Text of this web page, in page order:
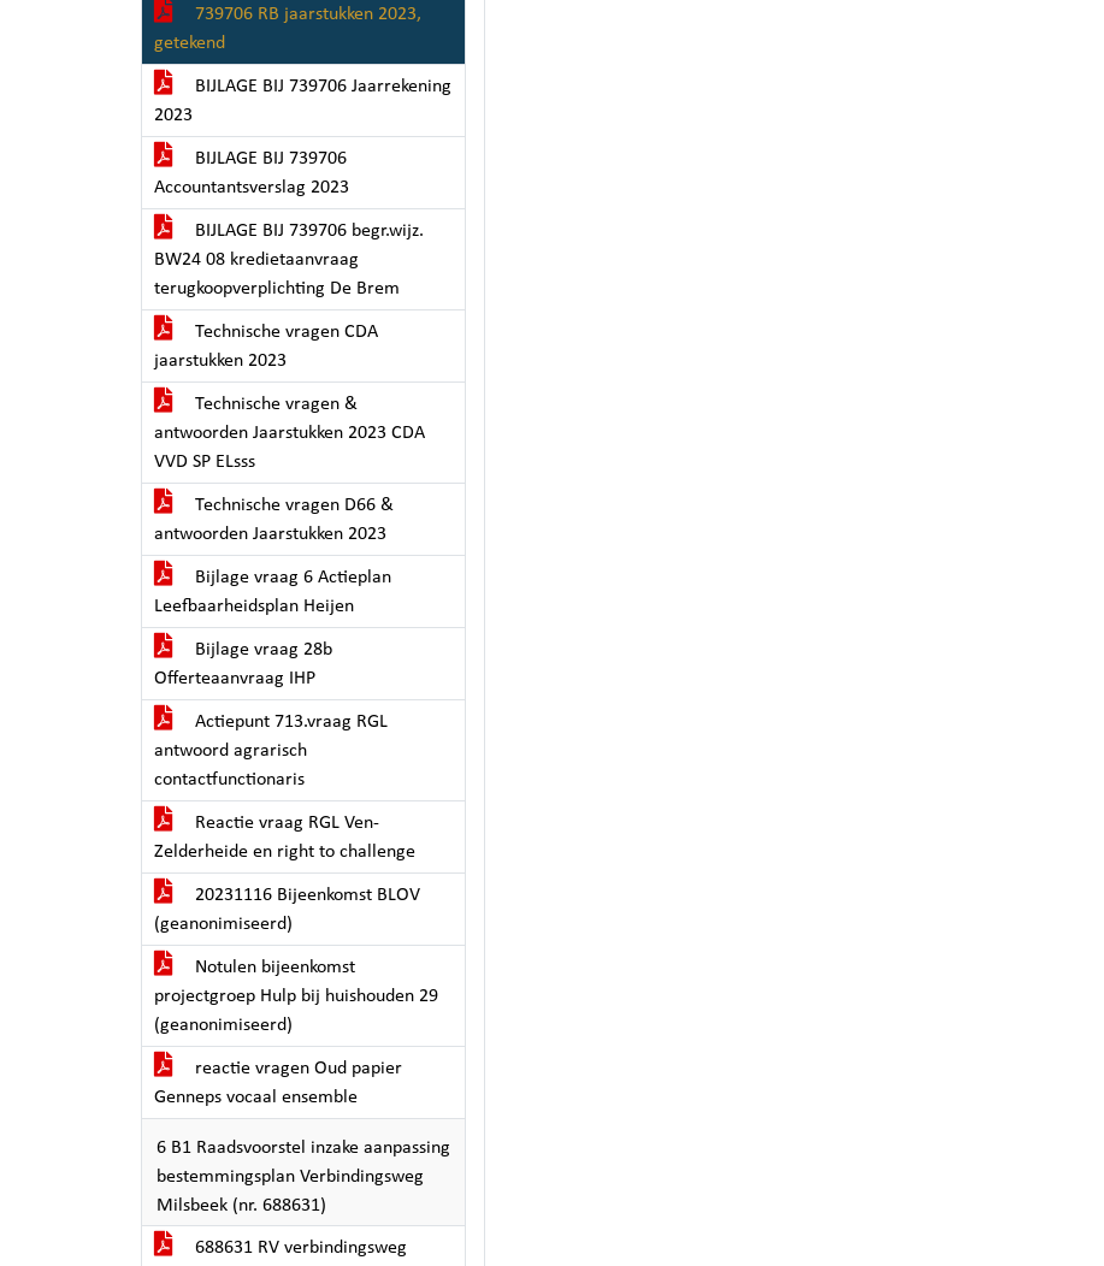
739706 RB jaarstukken 2023,
getekend
BIJLAGE BIJ 739706 Jaarrekening
2023
BIJLAGE BIJ 739706
Accountantsverslag 2023
BIJLAGE BIJ 739706 begr.wijz.
BW24 08 kredietaanvraag
terugkoopverplichting De Brem
Technische vragen CDA
jaarstukken 2023
Technische vragen &
antwoorden Jaarstukken 2023 CDA
VVD SP ELsss
Technische vragen D66 &
antwoorden Jaarstukken 2023
Bijlage vraag 6 Actieplan
Leefbaarheidsplan Heijen
Bijlage vraag 28b
Offerteaanvraag IHP
Actiepunt 713.vraag RGL
antwoord agrarisch
contactfunctionaris
Reactie vraag RGL Ven-
Zelderheide en right to challenge
20231116 Bijeenkomst BLOV
(geanonimiseerd)
Notulen bijeenkomst
projectgroep Hulp bij huishouden 29
(geanonimiseerd)
reactie vragen Oud papier
Genneps vocaal ensemble
6 B1 Raadsvoorstel inzake aanpassing
bestemmingsplan Verbindingsweg
Milsbeek (nr. 688631)
688631 RV verbindingsweg